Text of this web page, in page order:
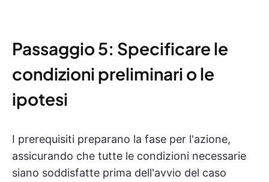
Passaggio 5: Specificare le
condizioni preliminari o le
ipotesi
I prerequisiti preparano la fase per l'azione,
assicurando che tutte le condizioni necessarie
siano soddisfatte prima dell'avvio del caso